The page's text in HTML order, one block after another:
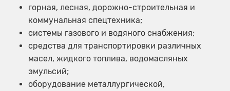
горная, лесная, дорожно-строительная и
коммунальная спецтехника;
системы газового и водяного снабжения;
средства для транспортировки различных
масел, жидкого топлива, водомасляных
эмульсий;
оборудование металлургической,